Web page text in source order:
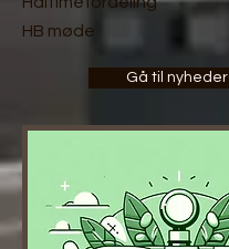
HB møde
Gå til nyheder